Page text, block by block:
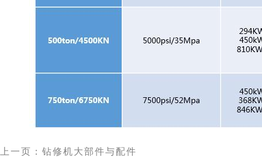
上一页：钻修机大部件与配件